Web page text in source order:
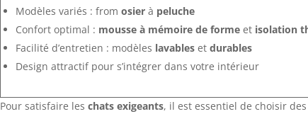
Modèles variés : from osier à peluche
Confort optimal : mousse à mémoire de forme et isolation
Facilité d’entretien : modèles lavables et durables
Design attractif pour s’intégrer dans votre intérieur
Pour satisfaire les chats exigeants, il est essentiel de choisir